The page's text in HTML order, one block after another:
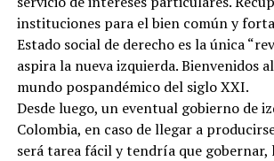
instituciones para el bien común y
Estado social de derecho es la única
aspira la nueva izquierda. Bienvenidos al
mundo pospandémico del siglo XXI.
Desde luego, un eventual gobierno de
Colombia, en caso de llegar a
será tarea fácil y tendría que